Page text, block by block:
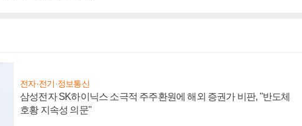
전자·전기·정보통신
삼성전자 SK하이닉스 소극적 주주환원에 해외 증권가 비판, "반도체
호황 지속성 의문"